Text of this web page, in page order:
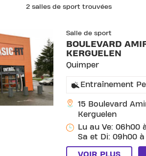
2 salles de sport trouvées
Salle de sport
BOULEVARD
KERGUELEN
Quimper
Entraînement
15 Boulevard
Kerguelen
Lu au Ve: 06h00
Sa et Di: 09h00 à